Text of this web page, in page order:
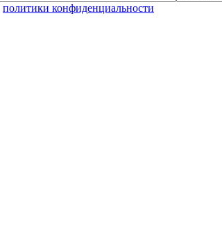
политики конфиденциальности